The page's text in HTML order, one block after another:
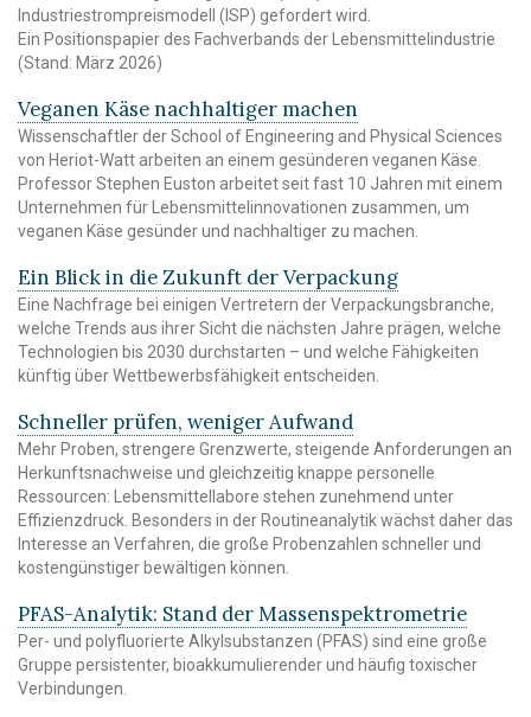
Industriestrompreismodell (ISP) gefordert wird.
Ein Positionspapier des Fachverbands der Lebensmittelindustrie
(Stand: März 2026)
Veganen Käse nachhaltiger machen
Wissenschaftler der School of Engineering and Physical Sciences
von Heriot-Watt arbeiten an einem gesünderen veganen Käse.
Professor Stephen Euston arbeitet seit fast 10 Jahren mit einem
Unternehmen für Lebensmittelinnovationen zusammen, um
veganen Käse gesünder und nachhaltiger zu machen.
Ein Blick in die Zukunft der Verpackung
Eine Nachfrage bei einigen Vertretern der Verpackungsbranche,
welche Trends aus ihrer Sicht die nächsten Jahre prägen, welche
Technologien bis 2030 durchstarten – und welche Fähigkeiten
künftig über Wettbewerbsfähigkeit entscheiden.
Schneller prüfen, weniger Aufwand
Mehr Proben, strengere Grenzwerte, steigende Anforderungen an
Herkunftsnachweise und gleichzeitig knappe personelle
Ressourcen: Lebensmittellabore stehen zunehmend unter
Effizienzdruck. Besonders in der Routineanalytik wächst daher das
Interesse an Verfahren, die große Probenzahlen schneller und
kostengünstiger bewältigen können.
PFAS-Analytik: Stand der Massenspektrometrie
Per- und polyfluorierte Alkylsubstanzen (PFAS) sind eine große
Gruppe persistenter, bioakkumulierender und häufig toxischer
Verbindungen.